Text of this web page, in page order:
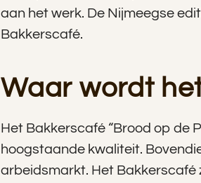
aan het werk. De Nijmeegse
Bakkerscafé.
Waar wordt
Het Bakkerscafé “Brood op de
hoogstaande kwaliteit.
arbeidsmarkt. Het Bakkerscafé